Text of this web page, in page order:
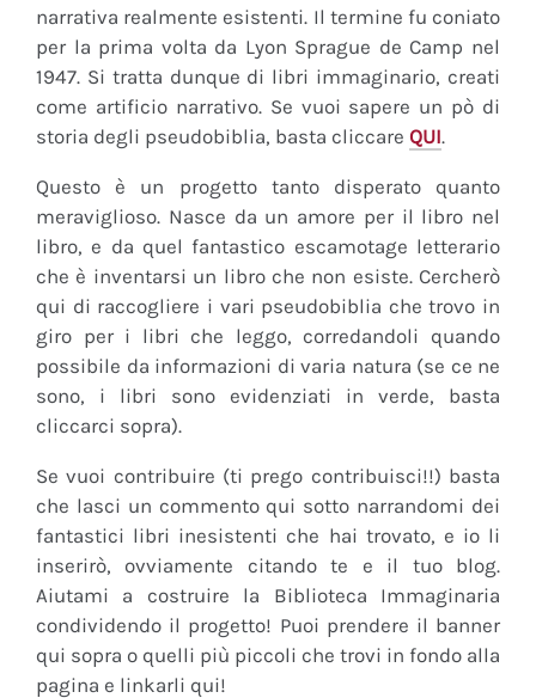
narrativa realmente esistenti. Il termine fu coniato
per la prima volta da Lyon Sprague de Camp nel
1947. Si tratta dunque di libri immaginario, creati
come artificio narrativo. Se vuoi sapere un pò di
storia degli pseudobiblia, basta cliccare QUI.
Questo è un progetto tanto disperato quanto
meraviglioso. Nasce da un amore per il libro nel
libro, e da quel fantastico escamotage letterario
che è inventarsi un libro che non esiste. Cercherò
qui di raccogliere i vari pseudobiblia che trovo in
giro per i libri che leggo, corredandoli quando
possibile da informazioni di varia natura (se ce ne
sono, i libri sono evidenziati in verde, basta
cliccarci sopra).
Se vuoi contribuire (ti prego contribuisci!!) basta
che lasci un commento qui sotto narrandomi dei
fantastici libri inesistenti che hai trovato, e io li
inserirò, ovviamente citando te e il tuo blog.
Aiutami a costruire la Biblioteca Immaginaria
condividendo il progetto! Puoi prendere il banner
qui sopra o quelli più piccoli che trovi in fondo alla
pagina e linkarli qui!